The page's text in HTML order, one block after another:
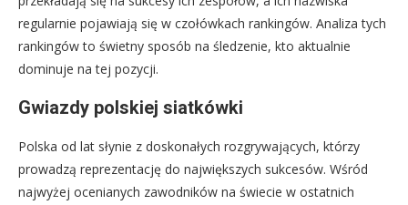
regularnie pojawiają się w czołówkach rankingów. Analiza tych
rankingów to świetny sposób na śledzenie, kto aktualnie
dominuje na tej pozycji.
Gwiazdy polskiej siatkówki
Polska od lat słynie z doskonałych rozgrywających, którzy
prowadzą reprezentację do największych sukcesów. Wśród
najwyżej ocenianych zawodników na świecie w ostatnich